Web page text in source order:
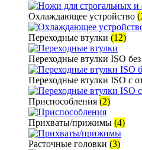
Охлаждающее устройство
Переходные втулки (12)
Переходные втулки ISO
Переходные втулки ISO с
Приспособления (2)
Прихваты/прижимы (4)
Расточные головки (3)